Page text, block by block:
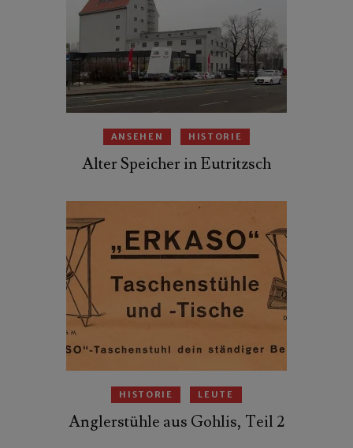
ANSEHEN HISTORIE
Alter Speicher in Eutritzsch
HISTORIE LEUTE
Anglerstühle aus Gohlis, Teil 2